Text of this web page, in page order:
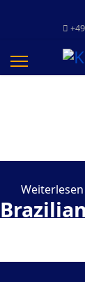
Weiterlesen
Brazilian